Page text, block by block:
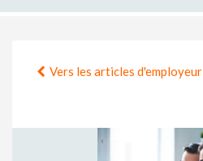
Vers les articles d'employeur